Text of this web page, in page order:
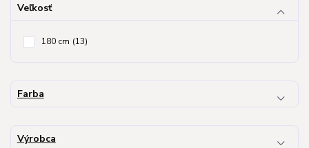
Veľkosť
180 cm (13)
Farba
Výrobca